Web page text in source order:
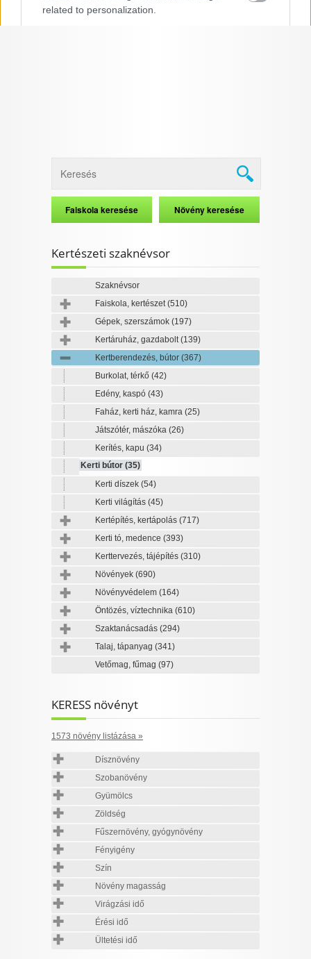
related to personalization.
Data Deletion Data Access Privacy Policy
Kertészeti szaknévsor
Szaknévsor
Faiskola, kertészet(510)
Gépek, szerszámok (197)
Kertáruház, gazdabolt(139)
Kertberendezés, bútor (367)
Burkolat, térkő (42)
Edény, kaspó (43)
Faház, kerti ház, kamra (25)
Játszótér, mászóka (26)
Kerítés, kapu (34)
Kerti bútor (35)
Kerti díszek (54)
Kerti világítás (45)
Kertépítés, kertápolás (717)
Kerti tó, medence (393)
Kerttervezés, tájépítés (310)
Növények (690)
Növényvédelem (164)
Öntözés, víztechnika (610)
Szaktanácsadás (294)
Talaj, tápanyag (341)
Vetőmag, fűmag (97)
KERESS növényt
1573 növény listázása »
Dísznövény
Szobanövény
Gyümölcs
Zöldség
Fűszernövény, gyógynövény
Fényigény
Szín
Növény magasság
Virágzási idő
Érési idő
Ültetési idő